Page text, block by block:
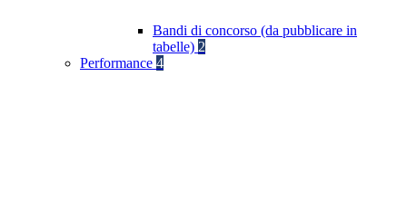
Bandi di concorso (da pubblicare in
tabelle) 2
Performance 4